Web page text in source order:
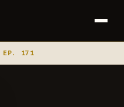
EP. 171